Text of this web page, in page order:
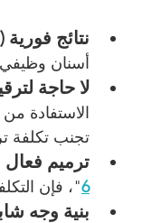
نتائج
أسنان
لا حاجة
الاستفادة
تجنب تكلفة
ترميم
6"، فإن
بنية وجه